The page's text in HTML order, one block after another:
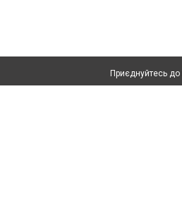
Приєднуйтесь до